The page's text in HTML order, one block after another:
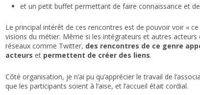
et un petit buffet permettant de faire connaissance et
Le principal intérêt de ces rencontres est de pouvoir voir «
visions du métier. Même si les intégrateurs et autres
réseaux comme Twitter, des rencontres de ce genre
acteurs et permettent de créer des liens.
Côté organisation, je n’ai pu qu’apprécier le travail de
que les participants soient à l’aise, et l’accueil était cordial.